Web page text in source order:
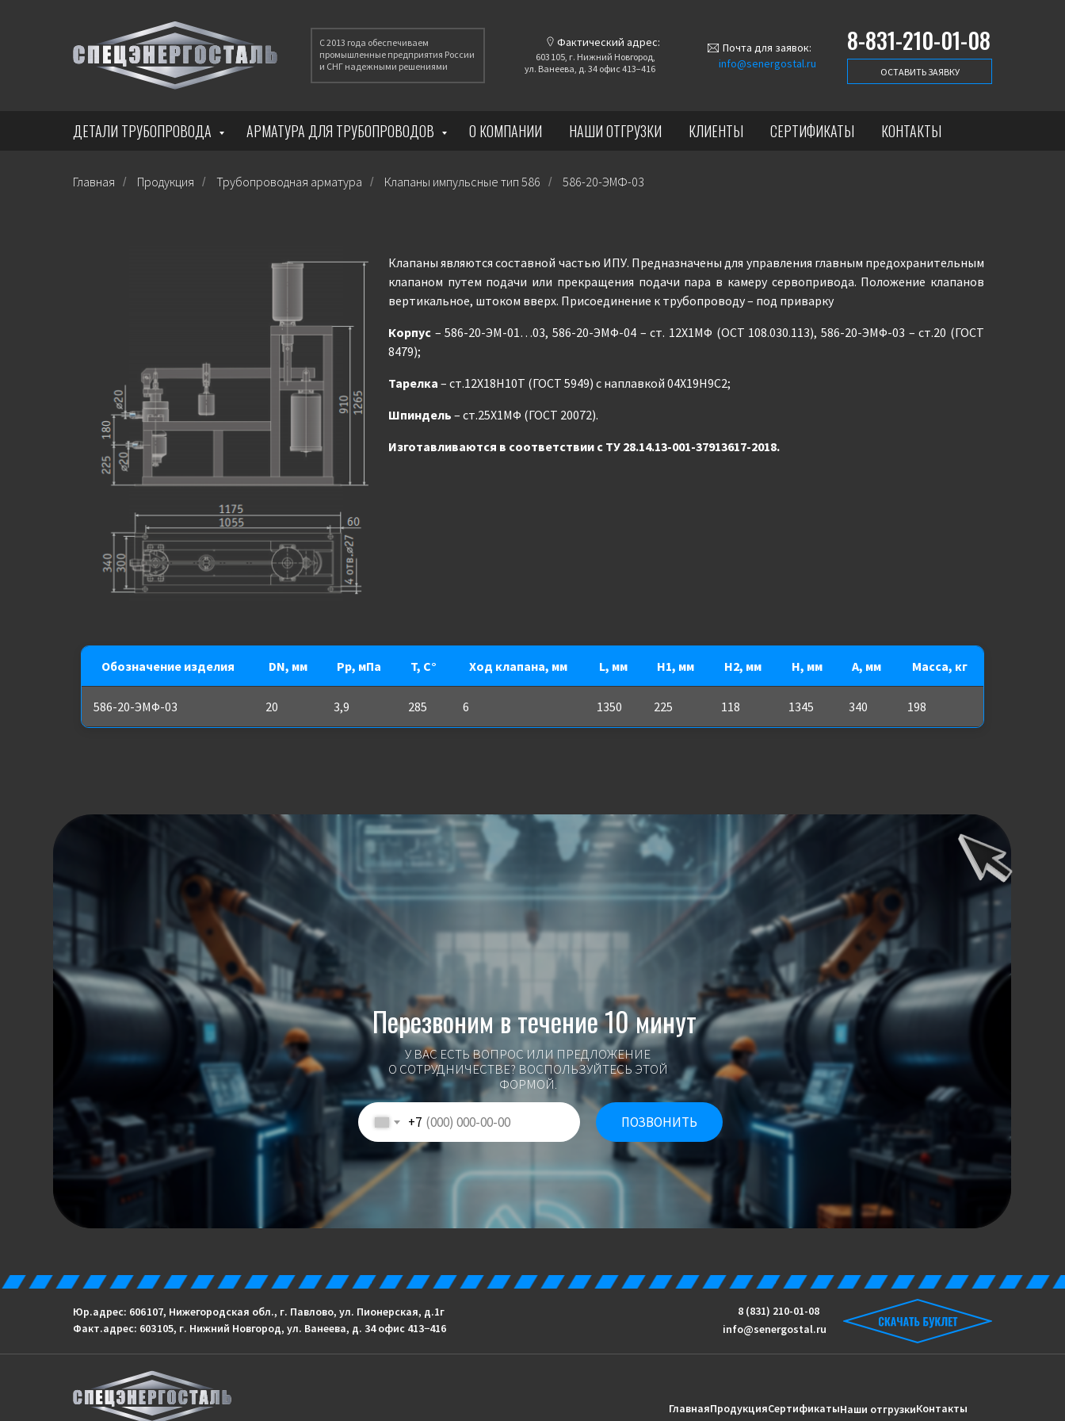
8-831-210-01-08
ОСТАВИТЬ ЗАЯВКУ
С 2013 года обеспечиваем
промышленные предприятия России
и СНГ надежными решениями
603 105, г. Нижний Новгород,
ул. Ванеева, д. 34 офис 413−416
Фактический адрес:
info@senergostal.ru
Почта для заявок:
ДЕТАЛИ ТРУБОПРОВОДА АРМАТУРА ДЛЯ ТРУБОПРОВОДОВ О КОМПАНИИ НАШИ ОТГРУЗКИ КЛИЕНТЫ СЕРТИФИКАТЫ КОНТАКТЫ
Главная / Продукция / Трубопроводная арматура / Клапаны импульсные тип 586 / 586-20-ЭМФ-03
Клапаны являются составной частью ИПУ. Предназначены для управления главным предохранительным
клапаном путем подачи или прекращения подачи пара в камеру сервопривода. Положение клапанов
вертикальное, штоком вверх. Присоединение к трубопроводу – под приварку
Корпус – 586-20-ЭМ-01…03, 586-20-ЭМФ-04 – ст. 12Х1МФ (ОСТ 108.030.113), 586-20-ЭМФ-03 – ст.20 (ГОСТ
8479);
Тарелка – ст.12Х18Н10Т (ГОСТ 5949) с наплавкой 04Х19Н9С2;
Шпиндель – ст.25Х1МФ (ГОСТ 20072).
Изготавливаются в соответствии с ТУ 28.14.13-001-37913617-2018.
Обозначение изделия DN, мм Pp, мПа T, С° Ход клапана, мм L, мм H1, мм H2, мм H, мм A, мм Масса, кг
586-20-ЭМФ-03 20 3,9 285 6 1350 225 118 1345 340 198
У ВАС ЕСТЬ ВОПРОС ИЛИ ПРЕДЛОЖЕНИЕ
О СОТРУДНИЧЕСТВЕ? ВОСПОЛЬЗУЙТЕСЬ ЭТОЙ
ФОРМОЙ.
Перезвоним в течение 10 минут
+7 ПОЗВОНИТЬ
ГлавнаяПродукцияСертификатыНаши отгрузкиКонтакты
info@senergostal.ru
8 (831) 210-01-08
Юр.адрес: 606 107, Нижегородская обл., г. Павлово, ул. Пионерская, д.1г
Факт.адрес: 603 105, г. Нижний Новгород, ул. Ванеева, д. 34 офис 413−416